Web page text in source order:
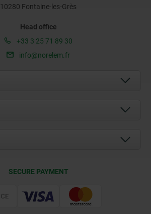
10280 Fontaine-les-Grès
Head office
+33 3 25 71 89 30
info@norelem.fr
SECURE PAYMENT